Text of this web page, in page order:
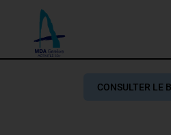
CONSULTER LE